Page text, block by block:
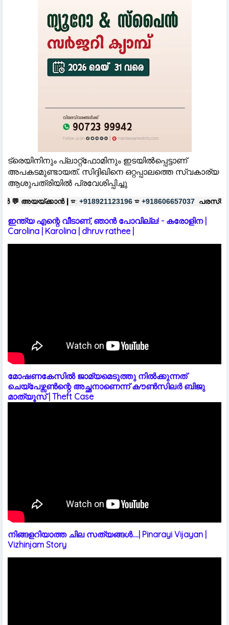
ട്രെയിനിനും പ്ലാറ്റ്ഫോമിനും ഇടയിൽപ്പെട്ടാണ്
അപകടമുണ്ടായത്. സിദ്ദിഖിനെ ഒറ്റപ്പാലത്തെ സ്വകാര്യ
ആശുപത്രിയിൽ പ്രവേശിപ്പിച്ചു
| ☎: +918921123196 ☎ +918606657037 പരസ്യങ്ങൾക്ക്| ☎:
ഇന്ത്യ എന്റെ വീടാണ്, ഞാൻ പോവില്ല! - കരോളിന |
Carolina | Karolina | dhruv rathee |
മോഷണകേസിൽ ജാമ്യമെടുത്തു നിൽക്കുന്നത്
ചെയ്പേഴ്സൺന്റെ അച്ഛനാണെന്ന് കൗൺസിലർ ബിജു
മാത്യൂസ് | Theft Case
നിങ്ങളറിയാത്ത ചില സത്യങ്ങൾ....| Pinarayi Vijayan |
Vizhinjam Story